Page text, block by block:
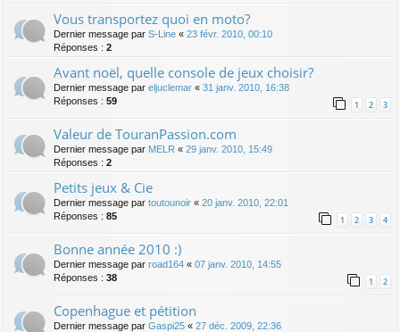
Vous transportez quoi en moto?
Dernier message par S-Line « 23 févr. 2010, 00:10
Réponses : 2
Avant noël, quelle console de jeux choisir?
Dernier message par eljuclemar « 31 janv. 2010, 16:38
Réponses : 59 1 2 3
Valeur de TouranPassion.com
Dernier message par MELR « 29 janv. 2010, 15:49
Réponses : 2
Petits jeux & Cie
Dernier message par toutounoir « 20 janv. 2010, 22:01
Réponses : 85 1 2 3 4
Bonne année 2010 :)
Dernier message par road164 « 07 janv. 2010, 14:55
Réponses : 38 1 2
Copenhague et pétition
Dernier message par Gaspi25 « 27 déc. 2009, 22:36